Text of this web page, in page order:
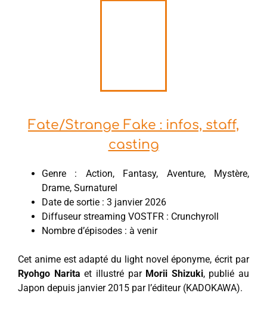
Fate/Strange Fake : infos, staff,
casting
Genre : Action, Fantasy, Aventure, Mystère,
Drame, Surnaturel
Date de sortie : 3 janvier 2026
Diffuseur streaming VOSTFR : Crunchyroll
Nombre d’épisodes : à venir
Cet anime est adapté du light novel éponyme, écrit par
Ryohgo Narita et illustré par Morii Shizuki, publié au
Japon depuis janvier 2015 par l’éditeur (KADOKAWA).